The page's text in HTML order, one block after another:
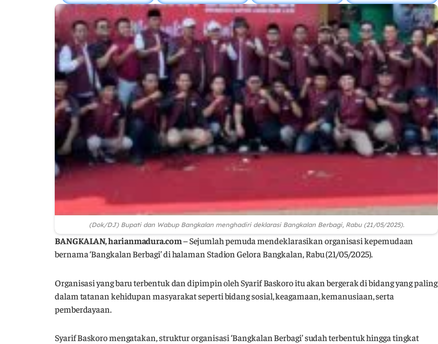
(Dok/DJ) Bupati dan Wabup Bangkalan menghadiri deklarasi Bangkalan Berbagi, Rabu (21/05/2025).
BANGKALAN, harianmadura.com– Sejumlah pemuda mendeklarasikan organisasi kepemudaan
bernama ‘Bangkalan Berbagi’ di halaman Stadion Gelora Bangkalan, Rabu (21/05/2025).
Organisasi yang baru terbentuk dan dipimpin oleh Syarif Baskoro itu akan bergerak di bidang yang paling
dalam tatanan kehidupan masyarakat seperti bidang sosial, keagamaan, kemanusiaan, serta
pemberdayaan.
Syarif Baskoro mengatakan, struktur organisasi ‘Bangkalan Berbagi’ sudah terbentuk hingga tingkat